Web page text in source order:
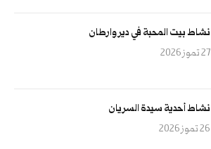
نشاط بيت المحبة في دير وارطان
27 تموز 2026
نشاط أحدية سيدة السريان
26 تموز 2026